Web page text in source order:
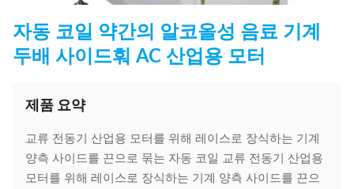
자동 코일 약간의 알코올성 음료 기계
두배 사이드훠 AC 산업용 모터
제품 요약
교류 전동기 산업용 모터를 위해 레이스로 장식하는 기계
양측 사이드를 끈으로 묶는 자동 코일 교류 전동기 산업용
모터를 위해 레이스로 장식하는 기계 양측 사이드를 끈으